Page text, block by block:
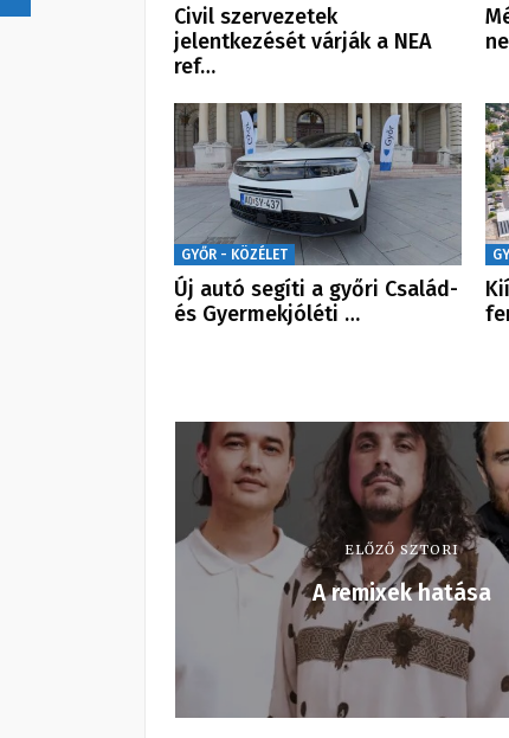
Civil szervezetek
jelentkezését várják a NEA
ref…
GYŐR - KÖZÉLET
Új autó segíti a győri Család-
és Gyermekjóléti …
ELŐZŐ SZTORI
A remixek hatása